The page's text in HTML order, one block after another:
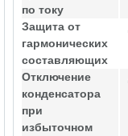
по току
Защита от
гармонических
составляющих
Отключение
конденсатора
при
избыточном